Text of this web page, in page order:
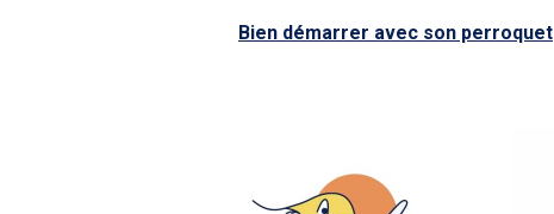
Bien démarrer avec son perroquet